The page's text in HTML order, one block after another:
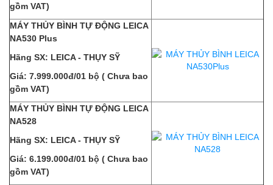
gồm VAT)
MÁY THỦY BÌNH TỰ ĐỘNG LEICA
NA530 Plus
Hãng SX: LEICA - THỤY SỸ
Giá: 7.999.000đ/01 bộ ( Chưa bao
gồm VAT)
MÁY THỦY BÌNH TỰ ĐỘNG LEICA
NA528
Hãng SX: LEICA - THỤY SỸ
Giá: 6.199.000đ/01 bộ ( Chưa bao
gồm VAT)